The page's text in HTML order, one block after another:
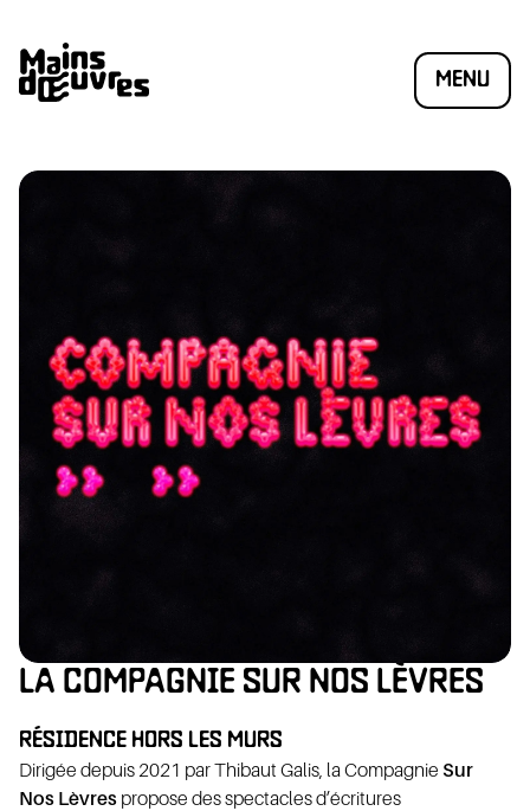
MENU
LA COMPAGNIE SUR NOS LÈVRES
RÉSIDENCE HORS LES MURS
Dirigée depuis 2021 par Thibaut Galis, la Compagnie Sur
Nos Lèvres propose des spectacles d’écritures